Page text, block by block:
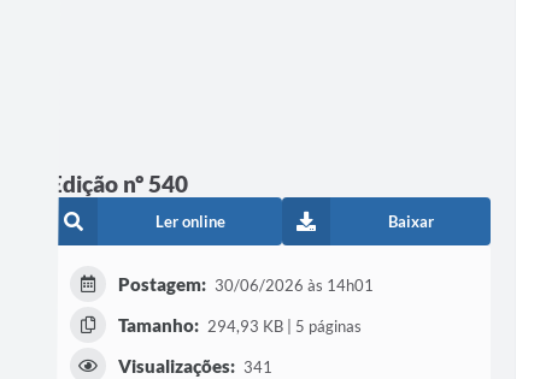
Edição nº 540
Ler online Baixar
Postagem: 30/06/2026 às 14h01
Tamanho: 294,93 KB | 5 páginas
Visualizações: 341